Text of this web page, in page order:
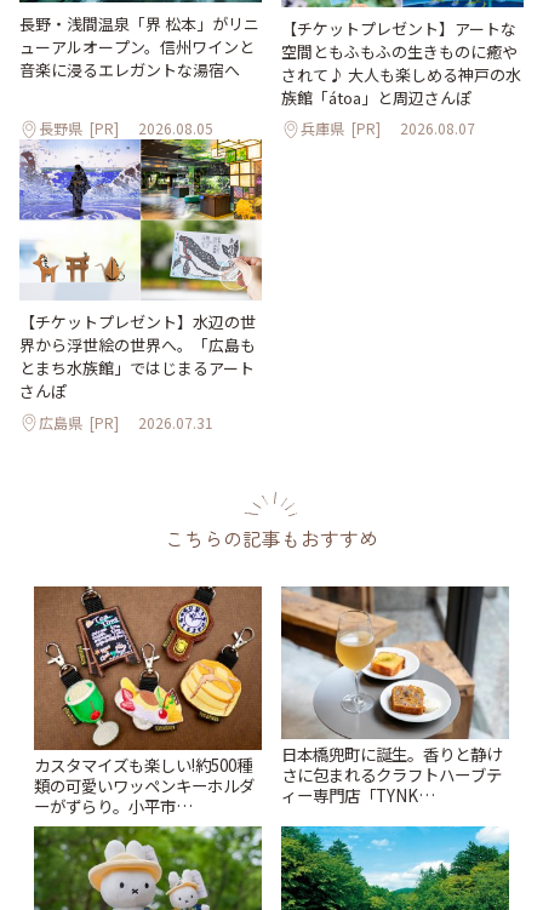
長野・浅間温泉「界 松本」がリニ
ューアルオープン。信州ワインと
音楽に浸るエレガントな湯宿へ
長野県 [PR] 2026.08.05
【チケットプレゼント】アートな
空間ともふもふの生きものに癒や
されて♪ 大人も楽しめる神戸の水
族館「átoa」と周辺さんぽ
兵庫県 [PR] 2026.08.07
【チケットプレゼント】水辺の世
界から浮世絵の世界へ。「広島も
とまち水族館」ではじまるアート
さんぽ
広島県 [PR] 2026.07.31
こちらの記事もおすすめ
カスタマイズも楽しい!約500種
類の可愛いワッペンキーホルダ
ーがずらり。小平市
「Kimamaya T&K」 | ことりっ
ぷ
日本橋兜町に誕生。香りと静け
さに包まれるクラフトハーブテ
ィー専門店「TYNK